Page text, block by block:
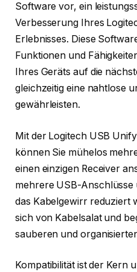
Software vor, ein
Verbesserung Ihres
Erlebnisses. Diese
Funktionen und
Ihres Geräts auf die
gleichzeitig eine nahtlose
gewährleisten.
Mit der Logitech USB
können Sie mühelos
einen einzigen Receiver
mehrere USB-
das Kabelgewirr reduziert
sich von Kabelsalat und
sauberen und
Kompatibilität ist der Kern